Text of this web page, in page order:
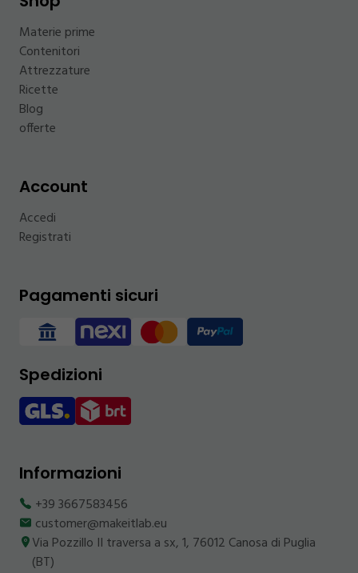
Materie prime
Contenitori
Attrezzature
Ricette
Blog
offerte
Account
Accedi
Registrati
Pagamenti sicuri
Spedizioni
Informazioni
+39 3667583456
customer@makeitlab.eu
Via Pozzillo II traversa a sx, 1, 76012 Canosa di Puglia
(BT)